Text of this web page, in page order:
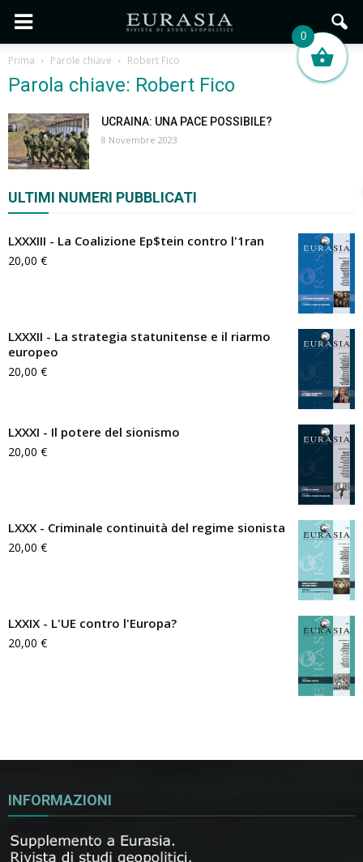
Prima Parole chiave Robert Fico
Parola chiave: Robert Fico
UCRAINA: UNA PACE POSSIBILE?
8 Novembre 2023
ULTIMI NUMERI PUBBLICATI
LXXXIII - La Coalizione Ep$tein contro l'1ran
20,00 €
LXXXII - La strategia statunitense e il riarmo
europeo
20,00 €
LXXXI - Il potere del sionismo
20,00 €
LXXX - Criminale continuità del regime sionista
20,00 €
LXXIX - L'UE contro l'Europa?
20,00 €
INFORMAZIONI
0